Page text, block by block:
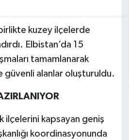
kuzey ilçelerde
Elbistan’da 15
tamamlanarak
güvenli alanlar oluşturuldu.
ilçelerini kapsayan geniş
koordinasyonunda